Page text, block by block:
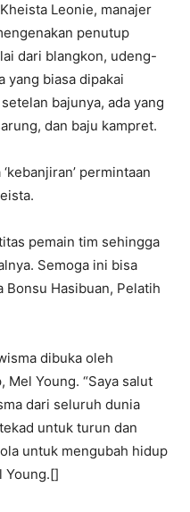
Leonie, manajer
penutup
dari blangkon, udeng-
yang biasa dipakai
bajunya, ada yang
dan baju kampret.
permintaan
pemain tim sehingga
Semoga ini bisa
Bonsu Hasibuan, Pelatih
dibuka oleh
Mel Young. “Saya salut
dari seluruh dunia
untuk turun dan
untuk mengubah hidup
Young.[]